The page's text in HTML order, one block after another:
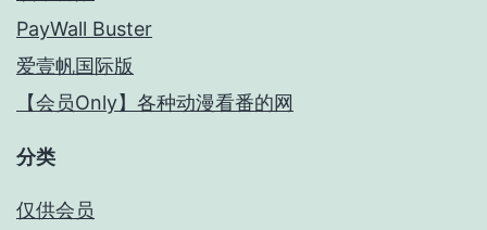
PayWall Buster
爱壹帆国际版
【会员Only】各种动漫看番的网
分类
仅供会员